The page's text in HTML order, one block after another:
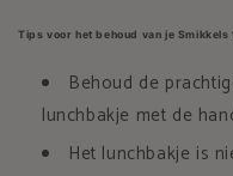
Tips voor het behoud van je Smikkels
Behoud de
lunchbakje met de
Het lunchbakje is